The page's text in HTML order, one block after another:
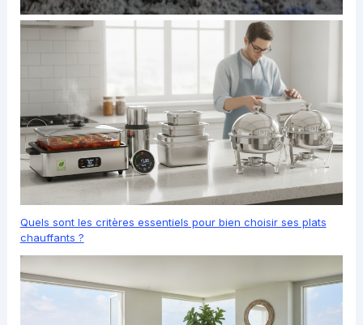
Quels sont les critères essentiels pour bien choisir ses plats
chauffants ?